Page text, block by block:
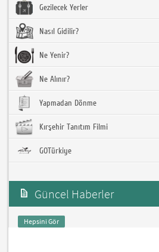
Gezilecek Yerler
Nasıl Gidilir?
Ne Yenir?
Ne Alınır?
Yapmadan Dönme
Kırşehir Tanıtım Filmi
GOTürkiye
Güncel Haberler
Hepsini Gör